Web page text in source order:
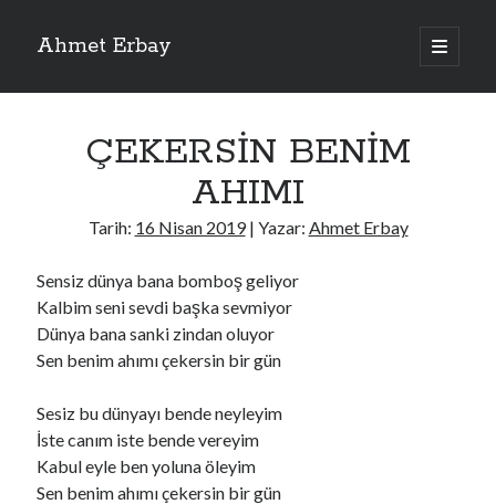
Ahmet Erbay
ana
menüyü
Yan
ELİF BENİ BIRAKMA
AĞLAMAYIN BOŞUNA
YALAN DEMEM HARAM YEMEM
Son Yorumlar
BAĞIŞLA ADINIiçindario72
BAĞIŞLA ADINIiçin foodie22
BAĞIŞLA ADINIiçinZoe72
BAĞIŞLA ADINIiçindailyLinda1997
ÇEKERSİN BENİM
AHIMI
Tarih: 16 Nisan 2019| Yazar: Ahmet Erbay
Sensiz dünya bana bomboş geliyor
Kalbim seni sevdi başka sevmiyor
Dünya bana sanki zindan oluyor
Sen benim ahımı çekersin bir gün
Sesiz bu dünyayı bende neyleyim
İste canım iste bende vereyim
Kabul eyle ben yoluna öleyim
Sen benim ahımı çekersin bir gün